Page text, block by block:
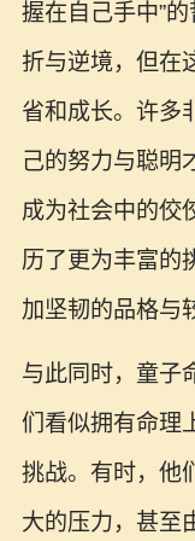
握在自己手中”
折与逆境，但在
省和成长。许多
己的努力与聪明
成为社会中的佼
历了更为丰富的
加坚韧的品格与
与此同时，童子
们看似拥有命理
挑战。有时，他
大的压力，甚至